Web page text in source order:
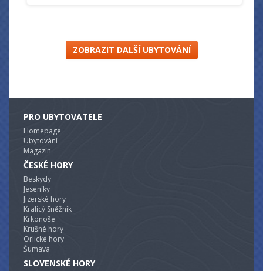
ZOBRAZIT DALŠÍ UBYTOVÁNÍ
PRO UBYTOVATELE
Homepage
Ubytování
Magazín
ČESKÉ HORY
Beskydy
Jeseníky
Jizerské hory
Kralicý Sněžník
Krkonoše
Krušné hory
Orlické hory
Šumava
SLOVENSKÉ HORY